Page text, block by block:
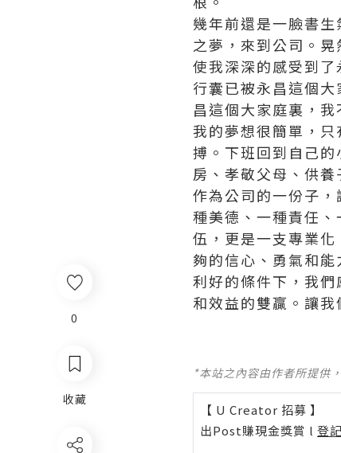
0
收藏
幾年前還是一臉書
之夢，來到公司。
使我深深的感受到
行囊已被永昌這個
昌這個大家庭裏，
我的夢想很簡單，
搏。下班回到自己
房、孝敬父母、供
作為公司的一份子
種美德、一種責任
伍，更是一支專業
夠的信心、勇氣和
利好的條件下，我
和效益的雙贏。讓
*本站之內容由作者所提供
【 U Creator 招募 】
出Post賺現金獎賞 l 登